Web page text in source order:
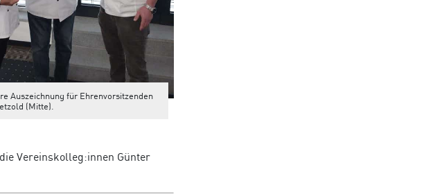
Auszeichnung für Ehrenvorsitzenden
(Mitte).
Vereinskolleg:innen Günter